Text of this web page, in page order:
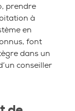
prendre
à
en
font
dans un
conseiller